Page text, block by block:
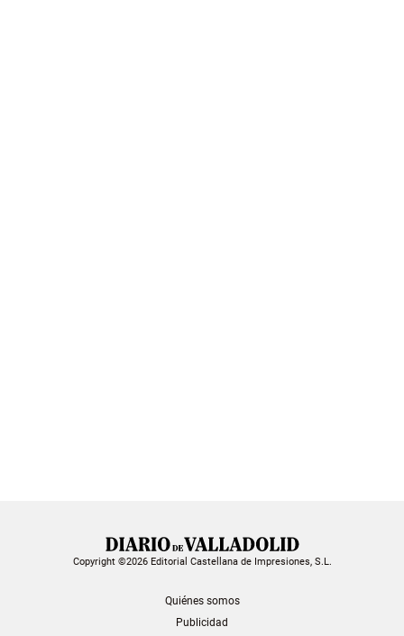
Copyright ©2026 Editorial Castellana de Impresiones, S.L.
Quiénes somos
Publicidad